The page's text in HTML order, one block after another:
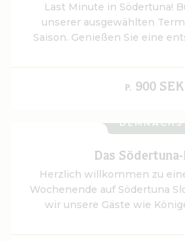
Last Minute in Södertuna!
unserer ausgewählten
Saison. Genießen Sie eine
komfortablen Zimmer des
erfrischt auf und genießen
P. 900 SEK
Das
Herzlich willkommen zu
Wochenende auf Södertuna
wir unsere Gäste wie
süßem, salzigem und